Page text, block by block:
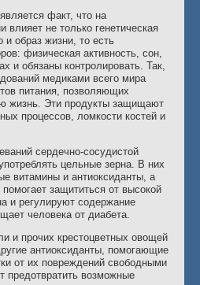
факт, что на
влияет не только генетическая
и образ жизни, то есть
физическая активность, сон,
и обязаны контролировать. Так,
медиками всего мира
питания, позволяющих
жизнь. Эти продукты защищают
процессов, ломкости костей и
сердечно-сосудистой
цельные зерна. В них
витамины и антиоксиданты, а
помогает защититься от высокой
и регулируют содержание
человека от диабета.
и прочих крестоцветных овощей
антиоксиданты, помогающие
от их повреждений свободными
предотвратить возможные